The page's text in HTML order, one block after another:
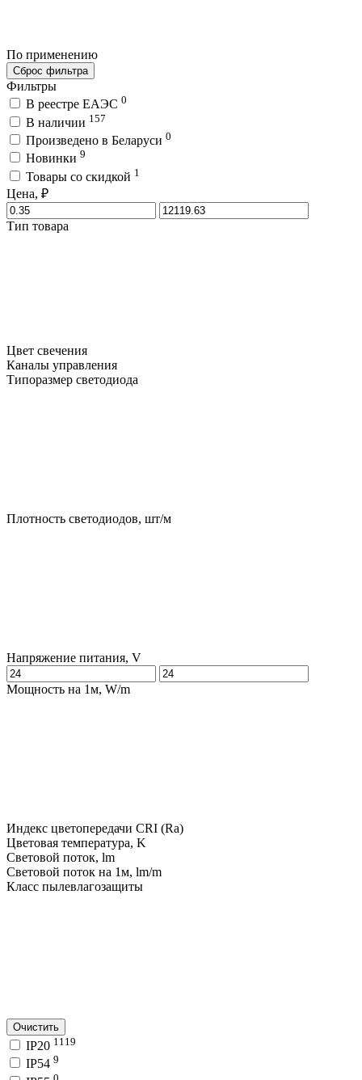
По применению
Сброс фильтра
Фильтры
В реестре ЕАЭС 0
В наличии 157
Произведено в Беларуси 0
Новинки 9
Товары со скидкой 1
Цена, ₽
Тип товара
Цвет свечения
Каналы управления
Типоразмер светодиода
Плотность светодиодов, шт/м
Напряжение питания, V
Мощность на 1м, W/m
Индекс цветопередачи CRI (Ra)
Цветовая температура, K
Световой поток, lm
Световой поток на 1м, lm/m
Класс пылевлагозащиты
Очистить
IP20 1119
IP54 9
0